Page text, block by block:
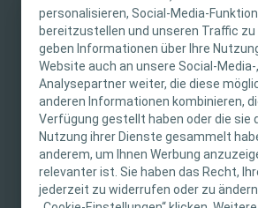
personalisieren, Social-Media-
bereitzustellen und unseren Traffic zu
geben Informationen über Ihre
Website auch an unsere Social-Media-
Analysepartner weiter, die diese
anderen Informationen kombinieren,
Verfügung gestellt haben oder die sie
Nutzung ihrer Dienste gesammelt
anderem, um Ihnen Werbung
relevanter ist. Sie haben das Recht,
jederzeit zu widerrufen oder zu
WICHTIGER HINWEIS
Diese Website richtet sich nur an
Fachpersonal. Der Inhalt der
fachliche Informations- und
bestimmt. Coloplast bietet keinen
medizinischen Rat. Die
individuelle Patientenversorgung
Es wurden viele klinische Studien
Selbstkatheterisierung (ISK) mit der
(IFK) zu vergleichen. Die meisten Studien
WI-Risiko in der ISK-Gruppe
Tipps für Ihre Patienten zur
während der